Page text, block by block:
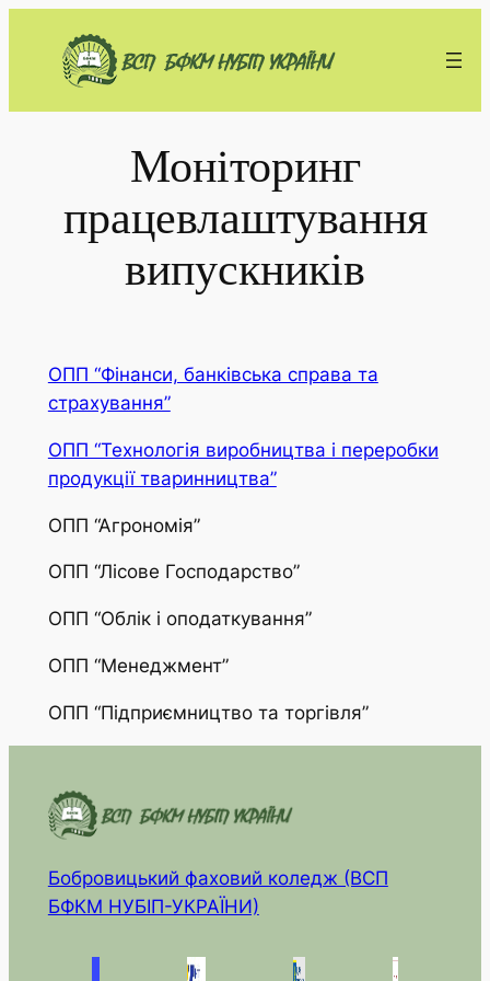
вмісту
Моніторинг
працевлаштування
випускників
ОПП “Фінанси, банківська справа та
страхування”
ОПП “Технологія виробництва і переробки
продукції тваринництва”
ОПП “Агрономія”
ОПП “Лісове Господарство”
ОПП “Облік і оподаткування”
ОПП “Менеджмент”
ОПП “Підприємництво та торгівля”
Бобровицький фаховий коледж (ВСП
БФКМ НУБІП-УКРАЇНИ)